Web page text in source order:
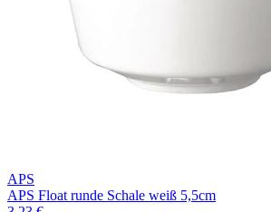
APS
APS Float runde Schale weiß 5,5cm